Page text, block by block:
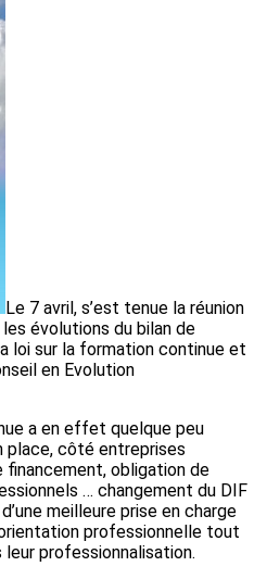
Le 7 avril, s’est tenue la réunion
évolutions du bilan de
loi sur la formation continue et
en Evolution
a en effet quelque peu
place, côté entreprises
financement, obligation de
… changement du DIF
meilleure prise en charge
professionnelle tout
leur professionnalisation.